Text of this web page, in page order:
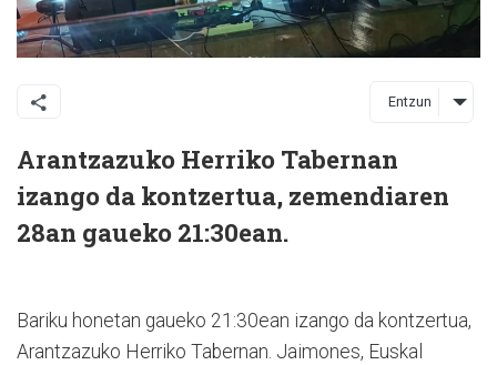
Entzun
Arantzazuko Herriko Tabernan
izango da kontzertua, zemendiaren
28an gaueko 21:30ean.
Bariku honetan gaueko 21:30ean izango da kontzertua,
Arantzazuko Herriko Tabernan. Jaimones, Euskal